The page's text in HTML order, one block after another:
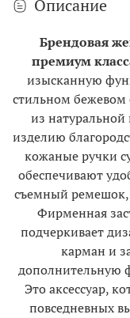
Описание
Брендовая
премиум
изысканную
стильном бежевом
из
изделию
кожаные ручки
обеспечивают
съемный ремешок,
Фирменная
подчеркивает
карман и
дополнительную
Это аксессуар,
повседневных